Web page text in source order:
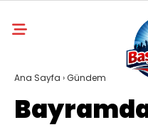
Ana Sayfa ›Gündem